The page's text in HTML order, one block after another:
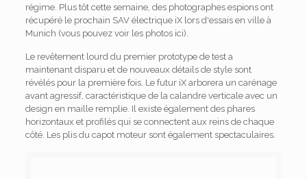
régime. Plus tôt cette semaine, des photographes espions ont
récupéré le prochain SAV électrique iX lors d'essais en ville à
Munich (vous pouvez voir les photos ici).
Le revêtement lourd du premier prototype de test a
maintenant disparu et de nouveaux détails de style sont
révélés pour la première fois. Le futur iX arborera un carénage
avant agressif, caractéristique de la calandre verticale avec un
design en maille remplie. Il existe également des phares
horizontaux et profilés qui se connectent aux reins de chaque
côté. Les plis du capot moteur sont également spectaculaires.